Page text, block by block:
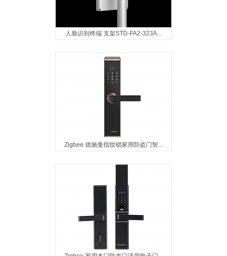
人脸识别终端 支架STD-FA2-323A...
Zigbee 德施曼指纹锁家用防盗门智...